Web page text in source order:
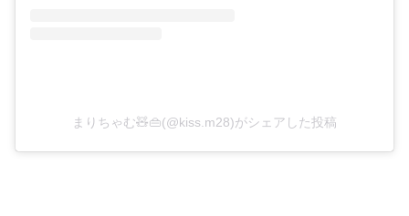
まりちゃむ🧸👜(@kiss.m28)がシェアした投稿